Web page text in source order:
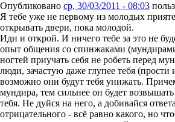
Опубликовано ср, 30/03/2011 - 08:03
Я тебе уже не первому из молодых
открывать двери, пока молодой.
Иди и открой. И ничего тебе за это не
опыт общения со спинжаками
ногтей приучать себя не робеть перед
люди, зачастую даже глупее тебя (прости
возможно они будут тебя унижать.
мундира, тем сильнее он будет
тебя. Не дуйся на него, а добивайся
отрицательного - всё равно какого, но